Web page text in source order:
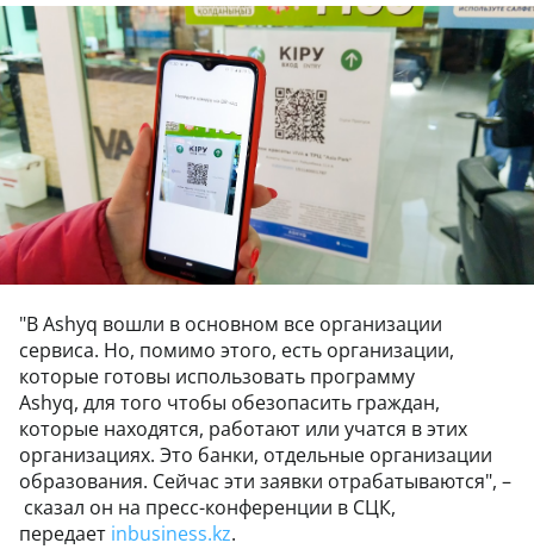
"В Ashyq вошли в основном все организации
сервиса. Но, помимо этого, есть организации,
которые готовы использовать программу
Ashyq, для того чтобы обезопасить граждан,
которые находятся, работают или учатся в этих
организациях. Это банки, отдельные организации
образования. Сейчас эти заявки отрабатываются", –
сказал он на пресс-конференции в СЦК,
передает inbusiness.kz.